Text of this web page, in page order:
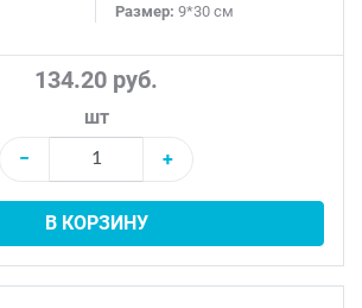
Размер: 9*30 см
134.20 руб.
шт
−
+
В КОРЗИНУ